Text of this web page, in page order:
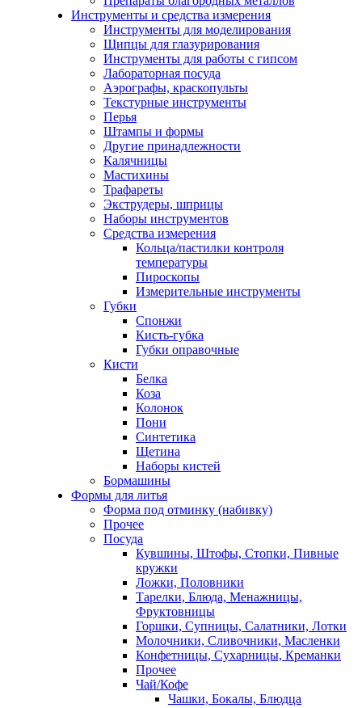
Инструменты и средства измерения
Инструменты для моделирования
Щипцы для глазурирования
Инструменты для работы с гипсом
Лабораторная посуда
Аэрографы, краскопульты
Текстурные инструменты
Перья
Штампы и формы
Другие принадлежности
Калячницы
Мастихины
Трафареты
Экструдеры, шприцы
Наборы инструментов
Средства измерения
Кольца/пастилки контроля
температуры
Пироскопы
Измерительные инструменты
Губки
Спонжи
Кисть-губка
Губки оправочные
Кисти
Белка
Коза
Колонок
Пони
Синтетика
Щетина
Наборы кистей
Бормашины
Формы для литья
Форма под отминку (набивку)
Прочее
Посуда
Кувшины, Штофы, Стопки, Пивные
кружки
Ложки, Половники
Тарелки, Блюда, Менажницы,
Фруктовницы
Горшки, Супницы, Салатники, Лотки
Молочники, Сливочники, Масленки
Конфетницы, Сухарницы, Креманки
Прочее
Чай/Кофе
Чашки, Бокалы, Блюдца